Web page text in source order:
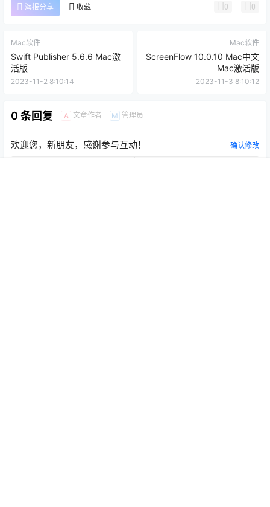
海报分享 收藏 0 0
Mac软件
Swift Publisher 5.6.6 Mac激
活版
2023-11-2 8:10:14
Mac软件
ScreenFlow 10.0.10 Mac中文
Mac激活版
2023-11-3 8:10:12
0 条回复 A 文章作者 M 管理员
欢迎您，新朋友，感谢参与互动！ 确认修改